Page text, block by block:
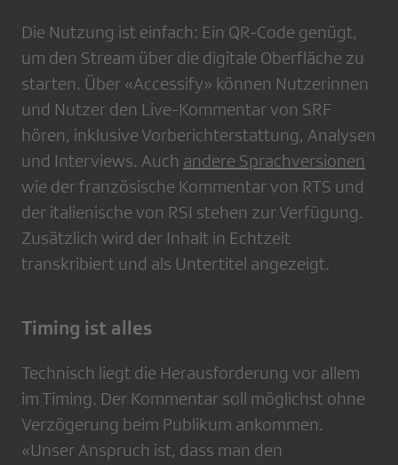
Die Nutzung ist einfach: Ein QR-Code genügt,
um den Stream über die digitale Oberfläche zu
starten. Über «Accessify» können Nutzerinnen
und Nutzer den Live-Kommentar von SRF
hören, inklusive Vorberichterstattung, Analysen
und Interviews. Auch andere Sprachversionen
wie der französische Kommentar von RTS und
der italienische von RSI stehen zur Verfügung.
Zusätzlich wird der Inhalt in Echtzeit
transkribiert und als Untertitel angezeigt.
Timing ist alles
Technisch liegt die Herausforderung vor allem
im Timing. Der Kommentar soll möglichst ohne
Verzögerung beim Publikum ankommen.
«Unser Anspruch ist, dass man den